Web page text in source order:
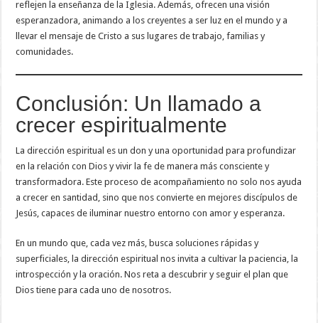
reflejen la enseñanza de la Iglesia. Además, ofrecen una visión
esperanzadora, animando a los creyentes a ser luz en el mundo y a
llevar el mensaje de Cristo a sus lugares de trabajo, familias y
comunidades.
Conclusión: Un llamado a
crecer espiritualmente
La dirección espiritual es un don y una oportunidad para profundizar
en la relación con Dios y vivir la fe de manera más consciente y
transformadora. Este proceso de acompañamiento no solo nos ayuda
a crecer en santidad, sino que nos convierte en mejores discípulos de
Jesús, capaces de iluminar nuestro entorno con amor y esperanza.
En un mundo que, cada vez más, busca soluciones rápidas y
superficiales, la dirección espiritual nos invita a cultivar la paciencia, la
introspección y la oración. Nos reta a descubrir y seguir el plan que
Dios tiene para cada uno de nosotros.